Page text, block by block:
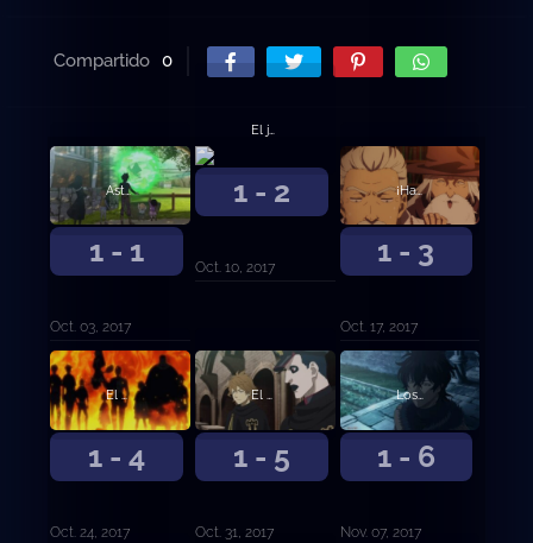
Compartido 0
1 - 1
Asta y Yuno
Oct. 03, 2017
1 - 2
El juramento del muchacho
Oct. 10, 2017 1 - 3
¡Hacia la capital del Reino del Trébol!
Oct. 17, 2017
1 - 4
El examen de caballería
Oct. 24, 2017
1 - 5
El camino hasta ser Rey Mago
Oct. 31, 2017
1 - 6
Los Toros Negros
Nov. 07, 2017